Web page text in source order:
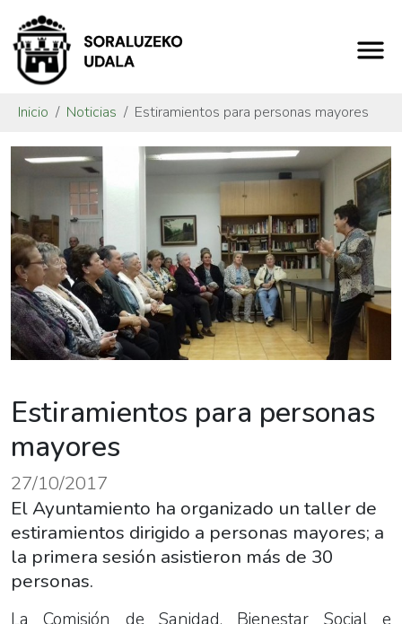
Inicio Noticias Estiramientos para personas mayores
Estiramientos para personas
mayores
27/10/2017
El Ayuntamiento ha organizado un taller de
estiramientos dirigido a personas mayores; a
la primera sesión asistieron más de 30
personas.